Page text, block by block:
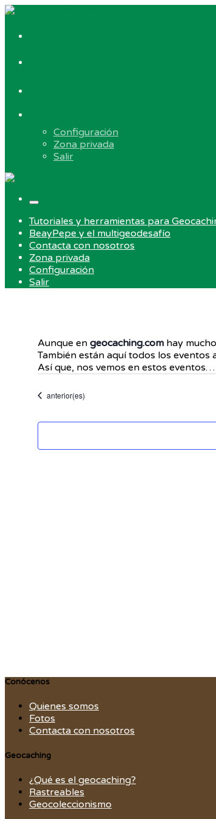
Skip
content
Geocaching
menúConfiguración
Zona privada
Salir
Menu
Tutoriales y herramientas para
BeayPepe y el multigeodesafío
Contacta con nosotros
Zona privada
Configuración
Salir
Aunque en geocaching.comhay
También están aquí todos los eventos
Así que, nos vemos en estos eventos…
Eventos
anterior(es)
Conócenos
Quienes somos
Fotos
Contacta con nosotros
Geocaching
¿Qué es el geocaching?
Rastreables
Geocoleccionismo